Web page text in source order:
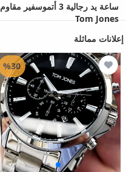
ساعة يد رجالية 3 أتموسفير مقاوم للماء فضي اللون
Tom Jones
إعلانات مماثلة
%30